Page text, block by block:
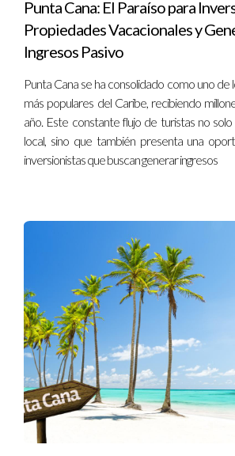
CASOS DE ESTUDIO
RELEVANTES
Para ilustrar la experiencia de adquirir y
propiedades en la República Dominicana,
presentan tres ejemplos que destacan
Juan y María, una pareja
una villa en Punta Cana como propiedad
de realizar una investigación exhaustiva,
propiedad por $300,000. Sumando los
transferencia, honorarios legales y otros
total ascendió a aproximadamente
alquilar la villa de manera intermitente,
35% de su inversión inicial en un período
a una correcta gestión y marketing en
Punta Cana: El Paraíso para
Propiedades Vacacionales y
Ingresos Pasivo
Punta Cana se ha consolidado como uno de
más populares del Caribe, recibiendo
año. Este constante flujo de turistas no
local, sino que también presenta una
inversionistas que buscan generar ingresos